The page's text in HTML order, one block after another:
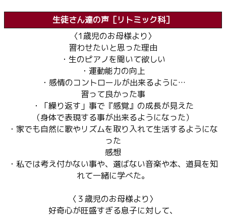
生徒さん達の声［リトミック科］
〈1歳児のお母様より〉
習わせたいと思った理由
・生のピアノを聞いて欲しい
・運動能力の向上
・感情のコントロールが出来るように…
習って良かった事
・「繰り返す」事で『感覚』の成長が見えた
（身体で表現する事が出来るようになった）
・家でも自然に歌やリズムを取り入れて生活するようにな
った
感想
・私では考え付かない事や、選ばない音楽や本、道具を知
れて一緒に学べた。
〈３歳児のお母様より〉
好奇心が旺盛すぎる息子に対して、